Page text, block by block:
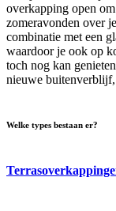
overkapping open
zomeravonden over
combinatie met een
waardoor je ook op
toch nog kan
nieuwe
Welke types bestaan er?